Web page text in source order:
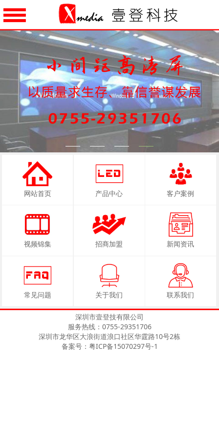
1 2 3 4
网站首页 产品中心 客户案例
视频锦集 招商加盟 新闻资讯
常见问题 关于我们 联系我们
深圳市壹登技有限公司
服务热线：0755-29351706
深圳市龙华区大浪街道浪口社区华霆路10号2栋
备案号：粤ICP备15070297号-1